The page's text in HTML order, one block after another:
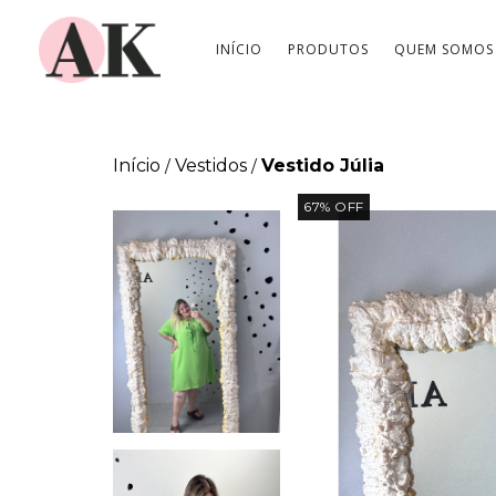
INÍCIO PRODUTOS QUEM SOMOS
Início / Vestidos / Vestido Júlia
67% OFF